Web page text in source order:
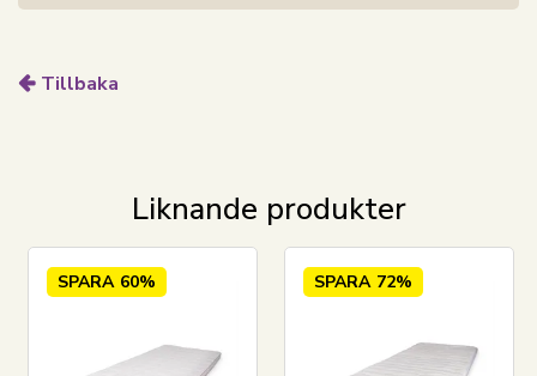
Allergivänlig och hygienisk.
serier av täcken, kuddar och hemtextilier till ditt hem.
Märket, som etablerades 2013, är bland annat känt för
fantastiska produkter bidrar till en optimal och
Tillbaka
Liknande produkter
SPARA 60% SPARA 72%